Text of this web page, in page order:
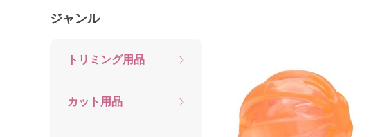
ジャンル
トリミング用品
カット用品